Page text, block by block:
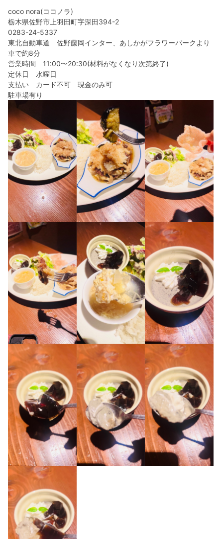
coco nora(ココノラ)
栃木県佐野市上羽田町字深田394-2
0283-24-5337
東北自動車道 佐野藤岡インター、あしかがフラワーパークより
車で約8分
営業時間 11:00〜20:30(材料がなくなり次第終了)
定休日 水曜日
支払い カード不可 現金のみ可
駐車場有り